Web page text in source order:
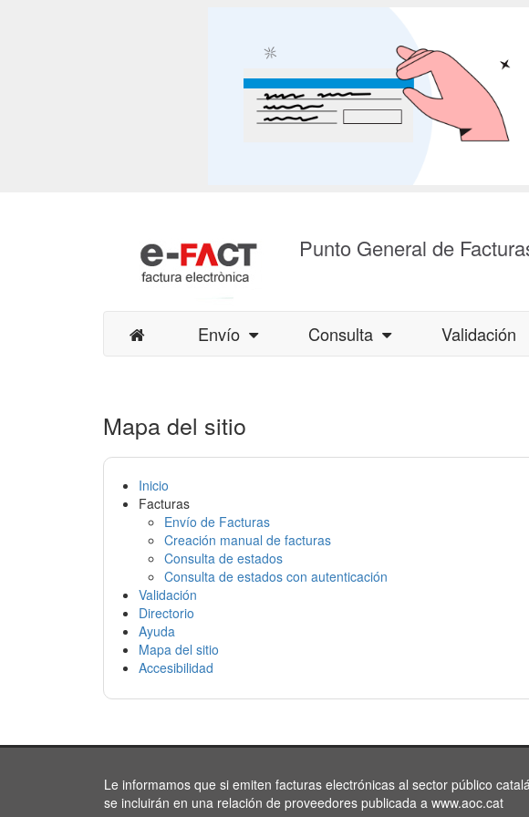
Punto General de
Envío Consulta Validación
Mapa del sitio
Inicio
Facturas
Envío de Facturas
Creación manual de facturas
Consulta de estados
Consulta de estados con autenticación
Validación
Directorio
Ayuda
Mapa del sitio
Accesibilidad
Le informamos que si emiten facturas electrónicas al sector público
se incluirán en una relación de proveedores publicada a www.aoc.cat